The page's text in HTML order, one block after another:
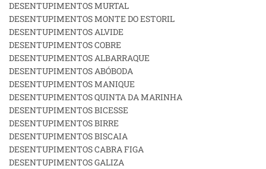
DESENTUPIMENTOS MURTAL
DESENTUPIMENTOS MONTE DO ESTORIL
DESENTUPIMENTOS ALVIDE
DESENTUPIMENTOS COBRE
DESENTUPIMENTOS ALBARRAQUE
DESENTUPIMENTOS ABÓBODA
DESENTUPIMENTOS MANIQUE
DESENTUPIMENTOS QUINTA DA MARINHA
DESENTUPIMENTOS BICESSE
DESENTUPIMENTOS BIRRE
DESENTUPIMENTOS BISCAIA
DESENTUPIMENTOS CABRA FIGA
DESENTUPIMENTOS GALIZA